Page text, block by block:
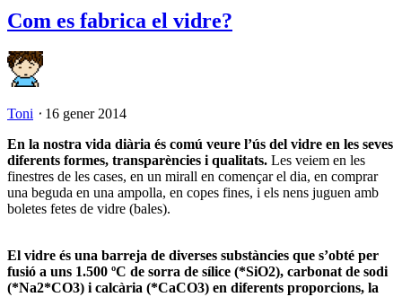
Com es fabrica el vidre?
Toni ⋅ 16 gener 2014
En la nostra vida diària és comú veure l’ús del vidre en les seves
diferents formes, transparències i qualitats. Les veiem en les
finestres de les cases, en un mirall en començar el dia, en comprar
una beguda en una ampolla, en copes fines, i els nens juguen amb
boletes fetes de vidre (bales).
El vidre és una barreja de diverses substàncies que s’obté per
fusió a uns 1.500 ºC de sorra de sílice (*SiO2), carbonat de sodi
(*Na2*CO3) i calcària (*CaCO3) en diferents proporcions, la